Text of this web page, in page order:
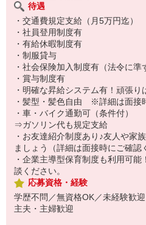
待遇
・交通費規定支給（月5万円迄）
・社員登用制度有
・有給休暇制度有
・制服貸与
・社会保険加入制度有（法令に準
・賞与制度有
・明確な昇給システム有！頑張り
・髪型・髪色自由 ※詳細は面接
・車・バイク通勤可（条件付）
⇒ガソリン代も規定支給
・お友達紹介制度あり♪友人や家
ましょう（詳細は面接時にご確認
・企業主導型保育制度も利用可
談ください。
応募資格・経験
学歴不問／無資格OK／未経験歓迎
主夫・主婦歓迎